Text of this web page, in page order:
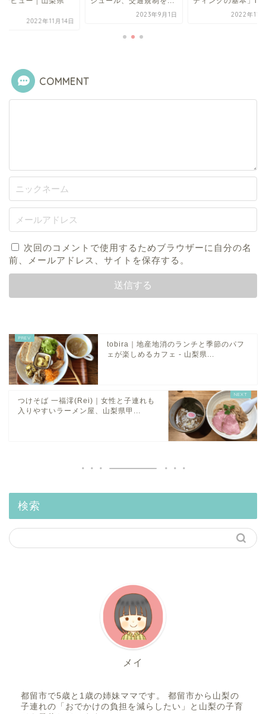
2022年11月28日
COMMENT
次回のコメントで使用するためブラウザーに自分の名
前、メールアドレス、サイトを保存する。
tobira｜地産地消のランチと季節のパフ
ェが楽しめるカフェ - 山梨県...
つけそば 一福澪(Rei)｜女性と子連れも
入りやすいラーメン屋、山梨県甲...
検索
メイ
都留市で5歳と1歳の姉妹ママです。 都留市から山梨の
子連れの「おでかけの負担を減らしたい」と山梨の子育